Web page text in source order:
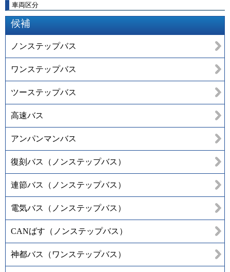
車両区分
候補
ノンステップバス
ワンステップバス
ツーステップバス
高速バス
アンパンマンバス
復刻バス（ノンステップバス）
連節バス（ノンステップバス）
電気バス（ノンステップバス）
CANばす（ノンステップバス）
神都バス（ワンステップバス）